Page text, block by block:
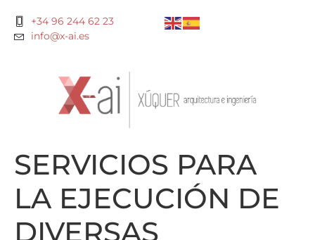
+34 96 244 62 23
info@x-ai.es
SERVICIOS PARA
LA EJECUCIÓN DE
DIVERSAS